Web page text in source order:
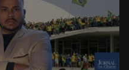
TelegramGettr